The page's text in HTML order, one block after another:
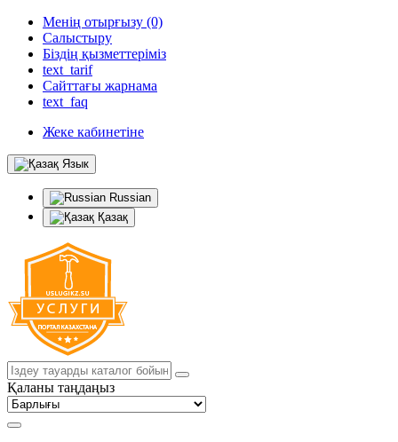
Менің отырғызу (0)
Салыстыру
Біздің қызметтеріміз
text_tarif
Сайттағы жарнама
text_faq
Жеке кабинетіне
Язык
Russian
Қазақ
Қаланы таңдаңыз